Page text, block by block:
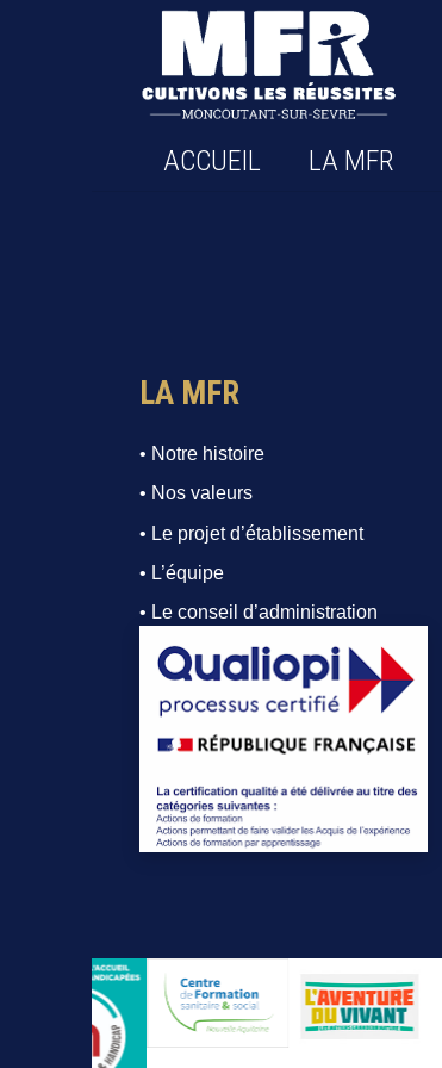
ACCUEIL LA MFR
LA MFR
• Notre histoire
• Nos valeurs
• Le projet d’établissement
• L’équipe
• Le conseil d’administration